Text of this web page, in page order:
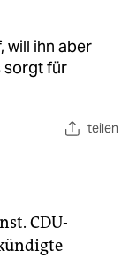
will ihn aber
sorgt für
teilen
CDU-